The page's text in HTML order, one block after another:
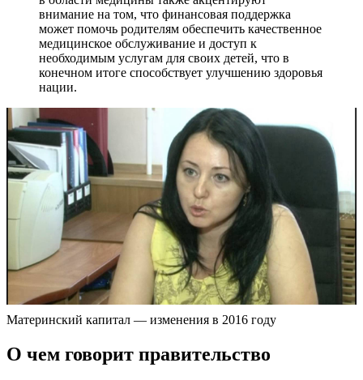
внимание на том, что финансовая поддержка
может помочь родителям обеспечить качественное
медицинское обслуживание и доступ к
необходимым услугам для своих детей, что в
конечном итоге способствует улучшению здоровья
нации.
Материнский капитал — изменения в 2016 году
О чем говорит правительство